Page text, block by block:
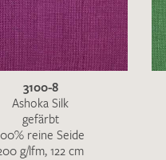
zum
E-Mail mit ihren
an einer
3100-8
Ashoka Silk
gefärbt
reine Seide
g/lfm, 122 cm